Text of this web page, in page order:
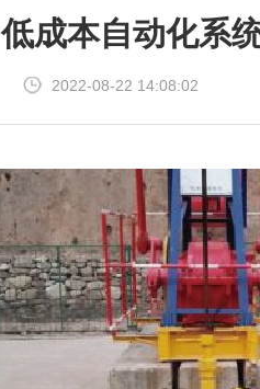
低成本自动化系
2022-08-22 14:08:02